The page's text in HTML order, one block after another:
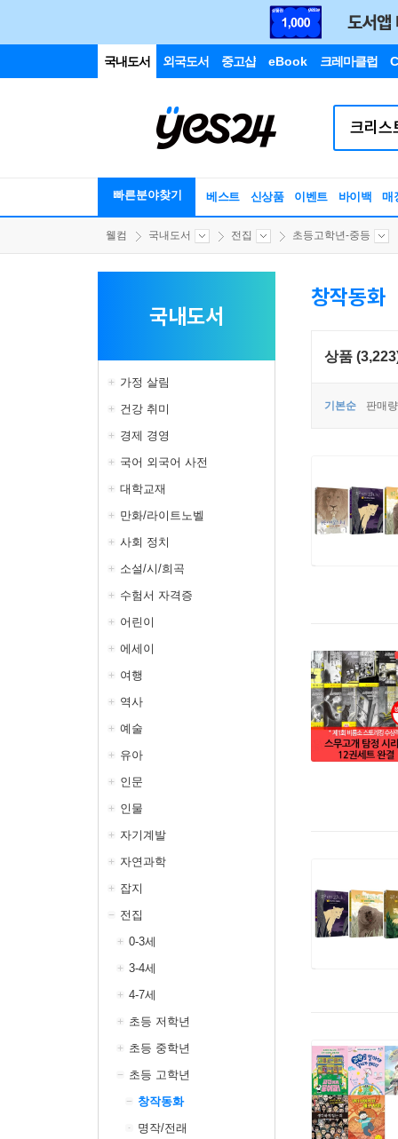
국내도서 외국도서 중고샵 eBook 크레마클럽
빠른분야찾기 베스트 신상품 이벤트 바이백 매
웰컴 국내도서 전집 초등고학년-중등
국내도서
가정 살림
건강 취미
경제 경영
국어 외국어 사전
대학교재
만화/라이트노벨
사회 정치
소설/시/희곡
수험서 자격증
어린이
에세이
여행
역사
예술
유아
인문
인물
자기계발
자연과학
잡지
전집
0-3세
3-4세
4-7세
초등 저학년
초등 중학년
초등 고학년
창작동화
명작/전래
창작동화
상품
기본순 판매